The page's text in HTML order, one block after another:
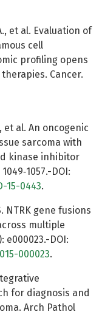
et al. Evaluation of
cell
profiling opens
Cancer.
et al. An oncogenic
sarcoma with
kinase inhibitor
DOI:
15-0443.
NTRK gene fusions
multiple
e000023.-DOI:
000023.
for diagnosis and
Arch Pathol